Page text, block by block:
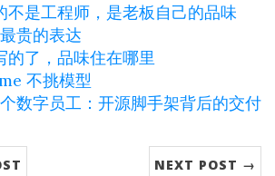
不是工程师，是老板自己的品味
贵的表达
的了，品味住在哪里
不挑模型
数字员工：开源脚手架背后的交付
NEXT POST →